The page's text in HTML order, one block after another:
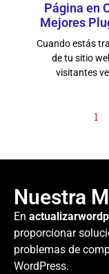
Página en
Mejores
Cuando estás
de tu sitio
visitantes
1
Nuestra
En
proporcionar
problemas de
WordPress.